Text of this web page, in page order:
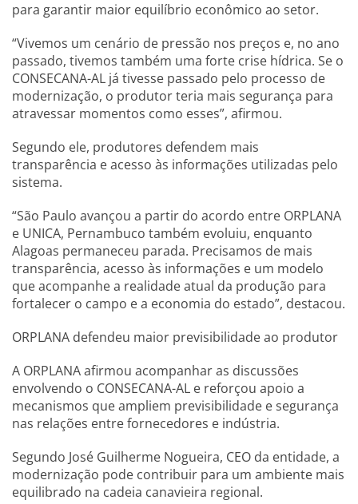
para garantir maior equilíbrio econômico ao setor.
“Vivemos um cenário de pressão nos preços e, no ano
passado, tivemos também uma forte crise hídrica. Se o
CONSECANA-AL já tivesse passado pelo processo de
modernização, o produtor teria mais segurança para
atravessar momentos como esses”, afirmou.
Segundo ele, produtores defendem mais
transparência e acesso às informações utilizadas pelo
sistema.
“São Paulo avançou a partir do acordo entre ORPLANA
e UNICA, Pernambuco também evoluiu, enquanto
Alagoas permaneceu parada. Precisamos de mais
transparência, acesso às informações e um modelo
que acompanhe a realidade atual da produção para
fortalecer o campo e a economia do estado”, destacou.
ORPLANA defendeu maior previsibilidade ao produtor
A ORPLANA afirmou acompanhar as discussões
envolvendo o CONSECANA-AL e reforçou apoio a
mecanismos que ampliem previsibilidade e segurança
nas relações entre fornecedores e indústria.
Segundo José Guilherme Nogueira, CEO da entidade, a
modernização pode contribuir para um ambiente mais
equilibrado na cadeia canavieira regional.